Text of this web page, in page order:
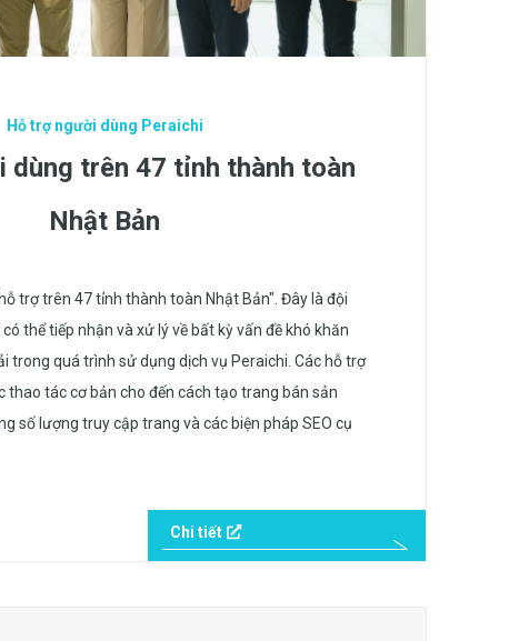
Hỗ trợ người dùng Peraichi
dùng trên 47 tỉnh thành toàn
Nhật Bản
trợ trên 47 tỉnh thành toàn Nhật Bản". Đây là đội
thể tiếp nhận và xử lý về bất kỳ vấn đề khó khăn
trong quá trình sử dụng dịch vụ Peraichi. Các hỗ trợ
thao tác cơ bản cho đến cách tạo trang bán sản
số lượng truy cập trang và các biện pháp SEO cụ
Chi tiết